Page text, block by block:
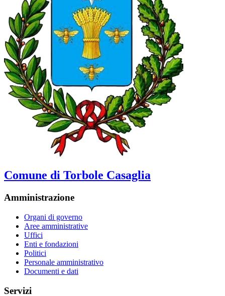
Comune di Torbole Casaglia
Amministrazione
Organi di governo
Aree amministrative
Uffici
Enti e fondazioni
Politici
Personale amministrativo
Documenti e dati
Servizi